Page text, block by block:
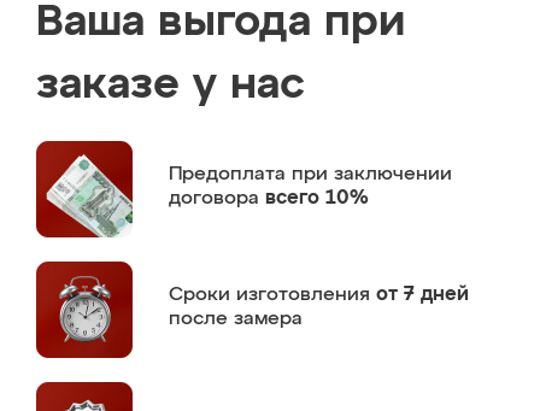
Ваша выгода при
заказе у нас
Предоплата при заключении
договора всего 10%
Сроки изготовления от 7 дней
после замера